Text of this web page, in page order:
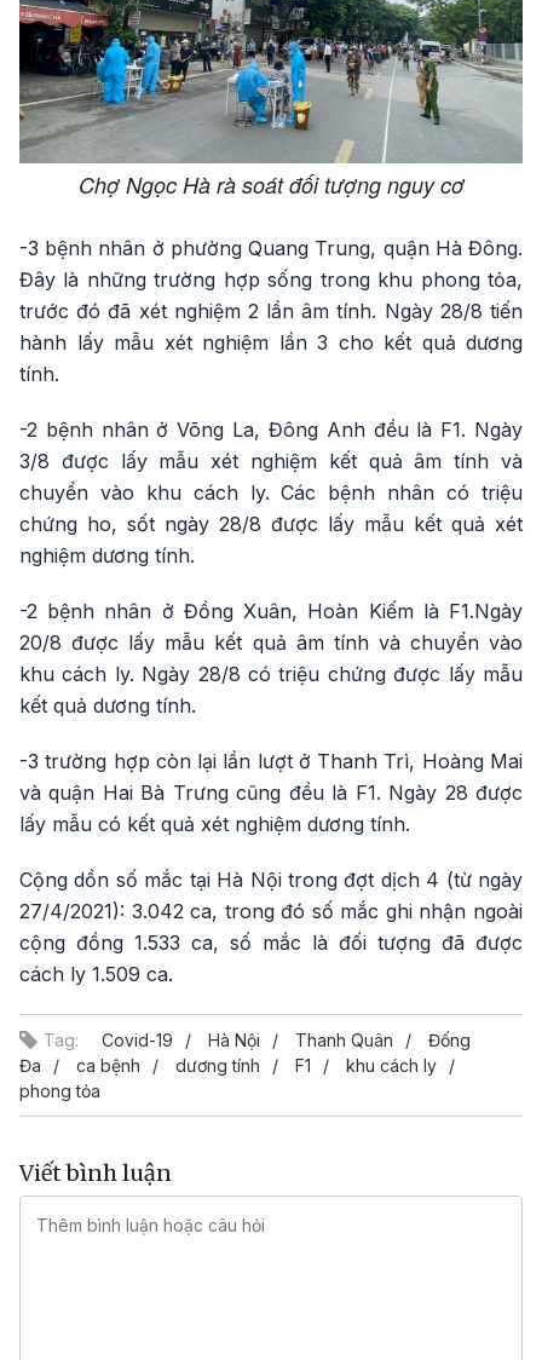
Chợ Ngọc Hà rà soát đối tượng nguy cơ
-3 bệnh nhân ở phường Quang Trung, quận Hà Đông.
Đây là những trường hợp sống trong khu phong tỏa,
trước đó đã xét nghiệm 2 lần âm tính. Ngày 28/8 tiến
hành lấy mẫu xét nghiệm lần 3 cho kết quả dương
tính.
-2 bệnh nhân ở Võng La, Đông Anh đều là F1. Ngày
3/8 được lấy mẫu xét nghiệm kết quả âm tính và
chuyển vào khu cách ly. Các bệnh nhân có triệu
chứng ho, sốt ngày 28/8 được lấy mẫu kết quả xét
nghiệm dương tính.
-2 bệnh nhân ở Đồng Xuân, Hoàn Kiếm là F1.Ngày
20/8 được lấy mẫu kết quả âm tính và chuyển vào
khu cách ly. Ngày 28/8 có triệu chứng được lấy mẫu
kết quả dương tính.
-3 trường hợp còn lại lần lượt ở Thanh Trì, Hoàng Mai
và quận Hai Bà Trưng cũng đều là F1. Ngày 28 được
lấy mẫu có kết quả xét nghiệm dương tính.
Cộng dồn số mắc tại Hà Nội trong đợt dịch 4 (từ ngày
27/4/2021): 3.042 ca, trong đó số mắc ghi nhận ngoài
cộng đồng 1.533 ca, số mắc là đối tượng đã được
cách ly 1.509 ca.
Tag: Covid-19 Hà Nội Thanh Quân
Đống
Đa
ca bệnh dương tính F1
khu cách ly
phong tỏa
Viết bình luận